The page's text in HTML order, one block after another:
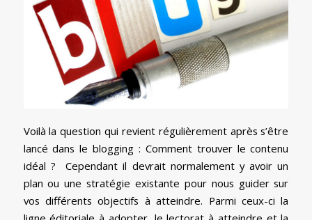
Voilà la question qui revient régulièrement après s’être
lancé dans le blogging : Comment trouver le contenu
idéal ? Cependant il devrait normalement y avoir un
plan ou une stratégie existante pour nous guider sur
vos différents objectifs à atteindre. Parmi ceux-ci la